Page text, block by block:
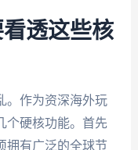
透这些核
。作为资深海外玩
个硬核功能。首先
拥有广泛的全球节